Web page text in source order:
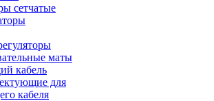
сетчатые
маты
кабель
для
кабеля